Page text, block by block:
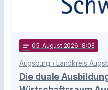
notes 05. August 2026 18:08
Augsburg / Landkreis
Die duale